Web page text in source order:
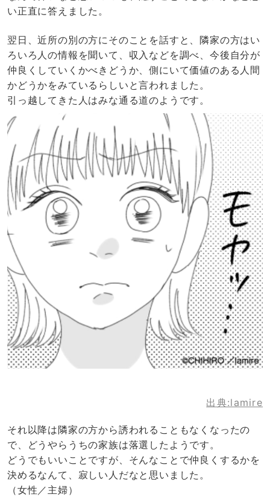
い正直に答えました。
翌日、近所の別の方にそのことを話すと、隣家の方はい
ろいろ人の情報を聞いて、収入などを調べ、今後自分が
仲良くしていくかべきどうか、側にいて価値のある人間
かどうかをみているらしいと言われました。
引っ越してきた人はみな通る道のようです。
出典:lamire
それ以降は隣家の方から誘われることもなくなったの
で、どうやらうちの家族は落選したようです。
どうでもいいことですが、そんなことで仲良くするかを
決めるなんて、寂しい人だなと思いました。
（女性／主婦）